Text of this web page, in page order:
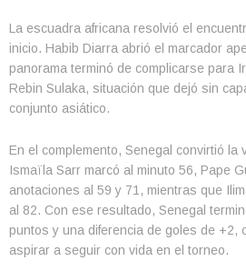
La escuadra africana resolvió el
inicio. Habib Diarra abrió el marcador
panorama terminó de complicarse para
Rebin Sulaka, situación que dejó sin
conjunto asiático.
En el complemento, Senegal convirtió la
Ismaïla Sarr marcó al minuto 56, Pape
anotaciones al 59 y 71, mientras que
al 82. Con ese resultado, Senegal
puntos y una diferencia de goles de +2,
aspirar a seguir con vida en el torneo.